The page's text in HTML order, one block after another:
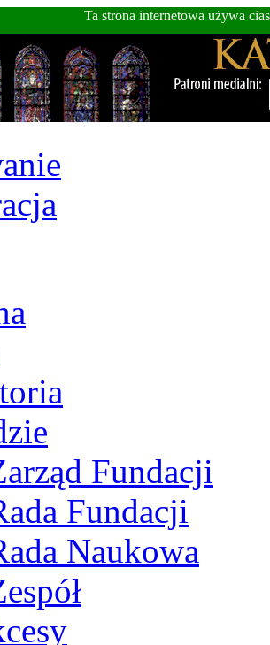
Ta strona internetowa używa
Fundacji
Fundacji
Naukowa